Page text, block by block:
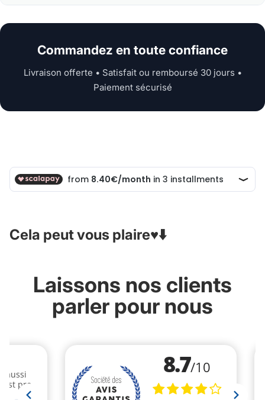
Commandez en toute confiance
Livraison offerte • Satisfait ou remboursé 30 jours •
Paiement sécurisé
Cela peut vous plaire♥️⬇️
Laissons nos clients
parler pour nous